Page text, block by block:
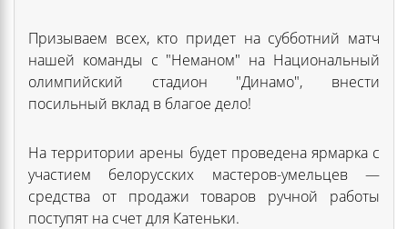
Призываем всех, кто придет на субботний матч
нашей команды с "Неманом" на Национальный
олимпийский стадион "Динамо", внести
посильный вклад в благое дело!
На территории арены будет проведена ярмарка с
участием белорусских мастеров-умельцев —
средства от продажи товаров ручной работы
поступят на счет для Катеньки.